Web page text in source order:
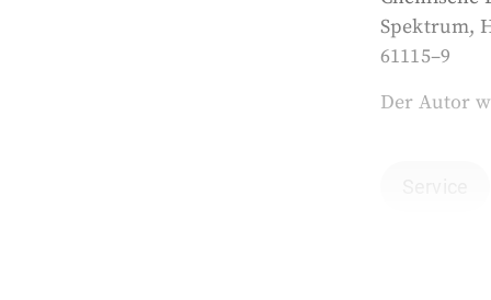
Spektrum,
61115–9
Der Autor